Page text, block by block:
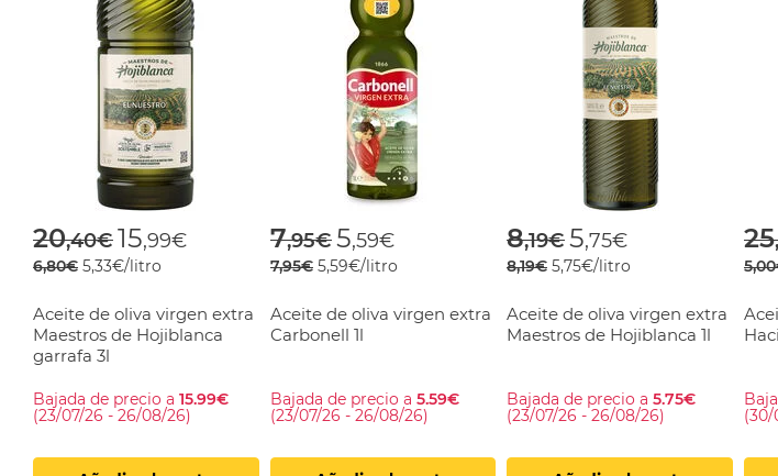
Price reduced from
20,40€to
15,99€
6,80€ 5,33€/litro
Aceite de oliva virgen extra
Maestros de Hojiblanca
garrafa 3l
Bajada de precio a 15.99€
(23/07/26 - 26/08/26)
Price reduced from
7,95€to
5,59€
7,95€ 5,59€/litro
Aceite de oliva virgen extra
Carbonell 1l
Bajada de precio a 5.59€
(23/07/26 - 26/08/26)
Price reduced from
8,19€to
5,75€
8,19€ 5,75€/litro
Aceite de oliva virgen extra
Maestros de Hojiblanca 1l
Bajada de precio a5.75€
(23/07/26 - 26/08/26)
25
(30/